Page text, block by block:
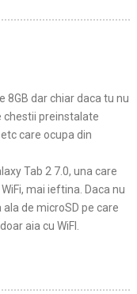
8GB dar chiar daca tu nu
chestii preinstalate
care ocupa din
Tab 2 7.0, una care
mai ieftina. Daca nu
de microSD pe care
aia cu WiFI.